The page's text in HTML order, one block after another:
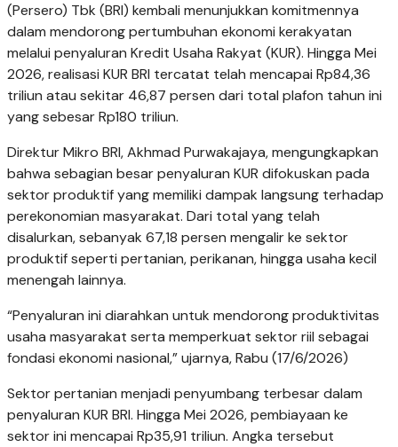
(Persero) Tbk (BRI) kembali menunjukkan komitmennya
dalam mendorong pertumbuhan ekonomi kerakyatan
melalui penyaluran Kredit Usaha Rakyat (KUR). Hingga Mei
2026, realisasi KUR BRI tercatat telah mencapai Rp84,36
triliun atau sekitar 46,87 persen dari total plafon tahun ini
yang sebesar Rp180 triliun.
Direktur Mikro BRI, Akhmad Purwakajaya, mengungkapkan
bahwa sebagian besar penyaluran KUR difokuskan pada
sektor produktif yang memiliki dampak langsung terhadap
perekonomian masyarakat. Dari total yang telah
disalurkan, sebanyak 67,18 persen mengalir ke sektor
produktif seperti pertanian, perikanan, hingga usaha kecil
menengah lainnya.
“Penyaluran ini diarahkan untuk mendorong produktivitas
usaha masyarakat serta memperkuat sektor riil sebagai
fondasi ekonomi nasional,” ujarnya, Rabu (17/6/2026)
Sektor pertanian menjadi penyumbang terbesar dalam
penyaluran KUR BRI. Hingga Mei 2026, pembiayaan ke
sektor ini mencapai Rp35,91 triliun. Angka tersebut